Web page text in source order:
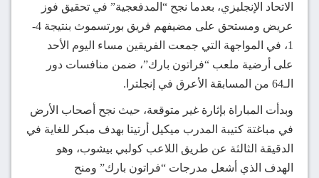
الاتحاد الإنجليزي، بعدما نجح “المدفعجية” في تحقيق فوز
عريض ومستحق على مضيفهم فريق بورتسموث بنتيجة 4-
1، في المواجهة التي جمعت الفريقين مساء اليوم الأحد
على أرضية ملعب “فراتون بارك”، ضمن منافسات دور
الـ64 من المسابقة الأعرق في إنجلترا.
وبدأت المباراة بإثارة غير متوقعة، حيث نجح أصحاب الأرض
في مباغتة كتيبة المدرب ميكيل أرتيتا بهدف مبكر للغاية في
الدقيقة الثالثة عن طريق اللاعب كولبي بيشوب، وهو
الهدف الذي أشعل مدرجات “فراتون بارك” ومنح